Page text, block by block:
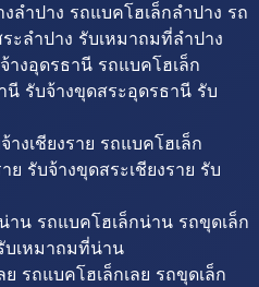
ลำปาง รถแบคโฮเล็กลำปาง รถ
ะลำปาง รับเหมาถมที่ลำปาง
งอุดรธานี รถแบคโฮเล็ก
นี รับจ้างขุดสระอุดรธานี รับ
างเชียงราย รถแบคโฮเล็ก
ย รับจ้างขุดสระเชียงราย รับ
าน รถแบคโฮเล็กน่าน รถขุดเล็ก
บเหมาถมที่น่าน
ย รถแบคโฮเล็กเลย รถขุดเล็ก